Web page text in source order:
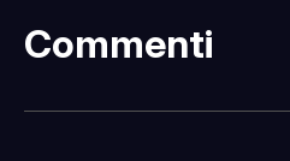
Commenti